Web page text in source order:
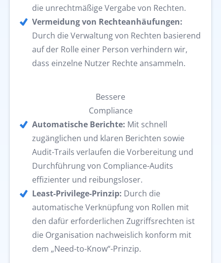
die unrechtmäßige Vergabe von Rechten.
Vermeidung von Rechteanhäufungen:
Durch die Verwaltung von Rechten basierend
auf der Rolle einer Person verhindern wir,
dass einzelne Nutzer Rechte ansammeln.
Bessere
Compliance
Automatische Berichte: Mit schnell
zugänglichen und klaren Berichten sowie
Audit-Trails verlaufen die Vorbereitung und
Durchführung von Compliance-Audits
effizienter und reibungsloser.
Least-Privilege-Prinzip: Durch die
automatische Verknüpfung von Rollen mit
den dafür erforderlichen Zugriffsrechten ist
die Organisation nachweislich konform mit
dem „Need-to-Know“-Prinzip.